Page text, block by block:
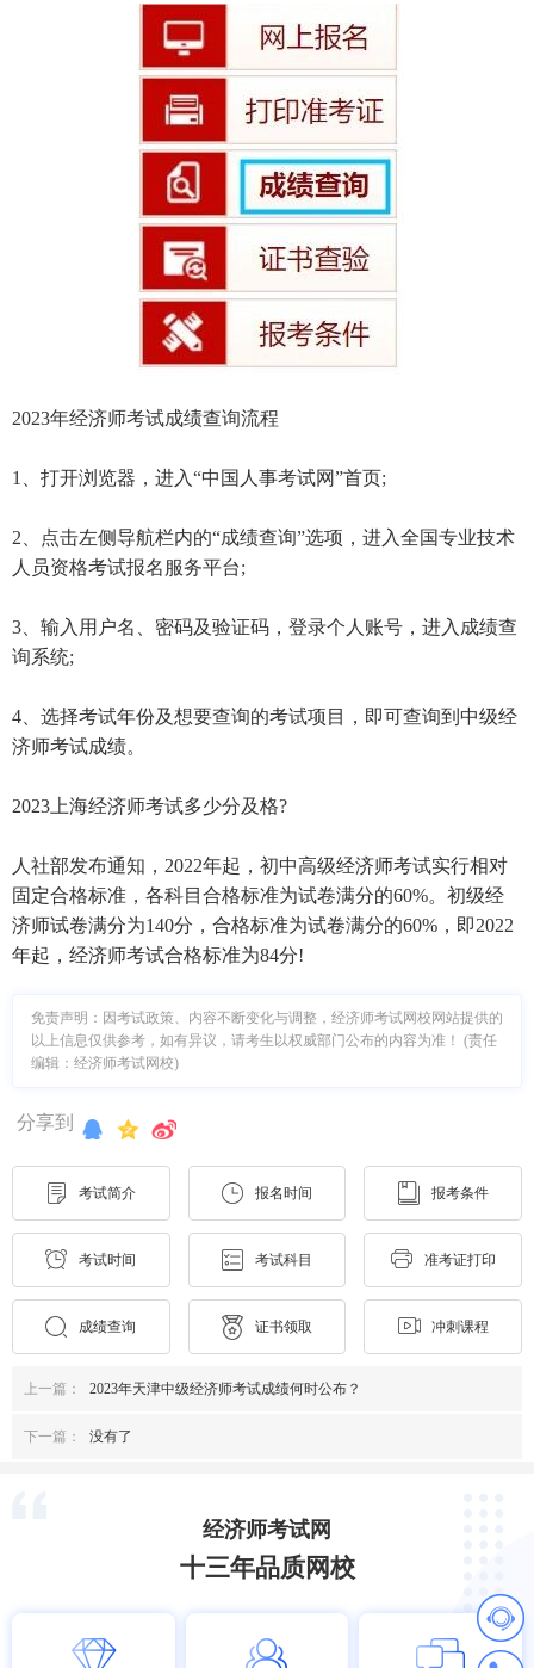
2023年经济师考试成绩查询流程
1、打开浏览器，进入“中国人事考试网”首页;
2、点击左侧导航栏内的“成绩查询”选项，进入全国专业技术
人员资格考试报名服务平台;
3、输入用户名、密码及验证码，登录个人账号，进入成绩查
询系统;
4、选择考试年份及想要查询的考试项目，即可查询到中级经
济师考试成绩。
2023上海经济师考试多少分及格?
人社部发布通知，2022年起，初中高级经济师考试实行相对
固定合格标准，各科目合格标准为试卷满分的60%。初级经
济师试卷满分为140分，合格标准为试卷满分的60%，即2022
年起，经济师考试合格标准为84分!
免责声明：因考试政策、内容不断变化与调整，经济师考试网校网站提供的
以上信息仅供参考，如有异议，请考生以权威部门公布的内容为准！ (责任
编辑：经济师考试网校)
分享到
考试简介 报名时间 报考条件
考试时间 考试科目 准考证打印
成绩查询 证书领取 冲刺课程
上一篇： 2023年天津中级经济师考试成绩何时公布？
下一篇： 没有了
经济师考试网
十三年品质网校